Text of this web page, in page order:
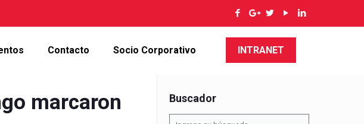
Contacto Socio Corporativo INTRANET
marcaron
Buscador